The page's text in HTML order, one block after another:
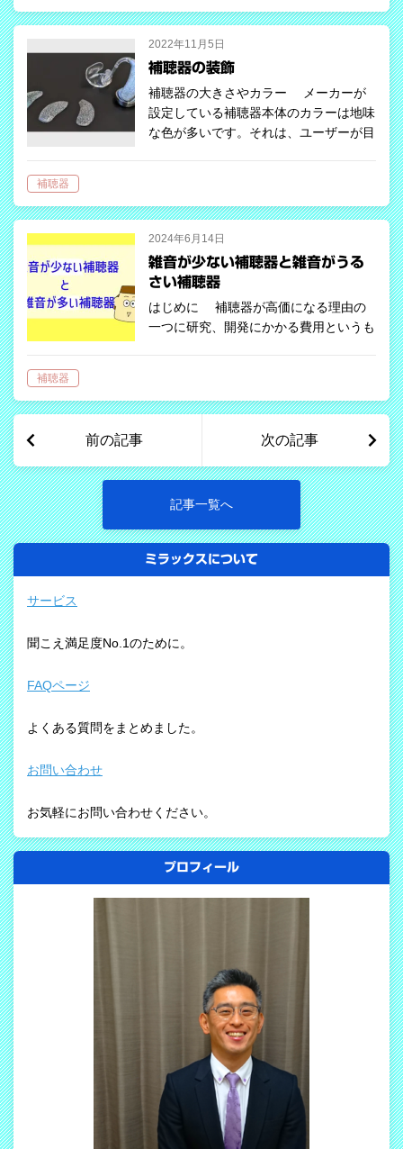
い？」 実は、これらはすべてよくある
誤解。 補…
2022年11月5日
補聴器の装飾
補聴器の大きさやカラー メーカーが
設定している補聴器本体のカラーは地味
な色が多いです。それは、ユーザーが目
ます…
補聴器
2024年6月14日
雑音が少ない補聴器と雑音がうる
さい補聴器
はじめに 補聴器が高価になる理由の
一つに研究、開発にかかる費用というも
す。 その中でも「SN比」の改善は補聴
補聴器
前の記事 次の記事
記事一覧へ
ミラックスについて
サービス
聞こえ満足度No.1のために。
FAQページ
よくある質問をまとめました。
お問い合わせ
お気軽にお問い合わせください。
プロフィール